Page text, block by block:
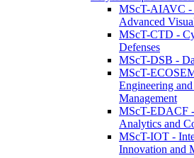
MScT-AIAVC -
Advanced
MScT-CTD -
Defenses
MScT-DSB -
MScT-
Engineering
Management
MScT-EDACF
Analytics and
MScT-IOT -
Innovation and